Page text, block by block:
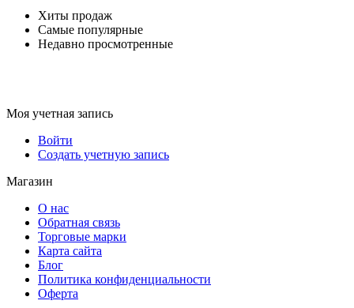
Хиты продаж
Самые популярные
Недавно просмотренные
Моя учетная запись
Войти
Создать учетную запись
Магазин
О нас
Обратная связь
Торговые марки
Карта сайта
Блог
Политика конфиденциальности
Оферта